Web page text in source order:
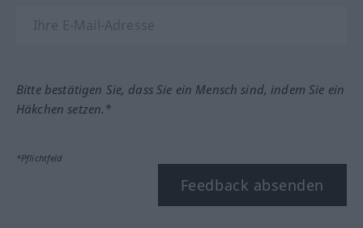
Bitte bestätigen Sie, dass Sie ein Mensch sind, indem Sie ein
Häkchen setzen.*
*Pflichtfeld
Feedback absenden